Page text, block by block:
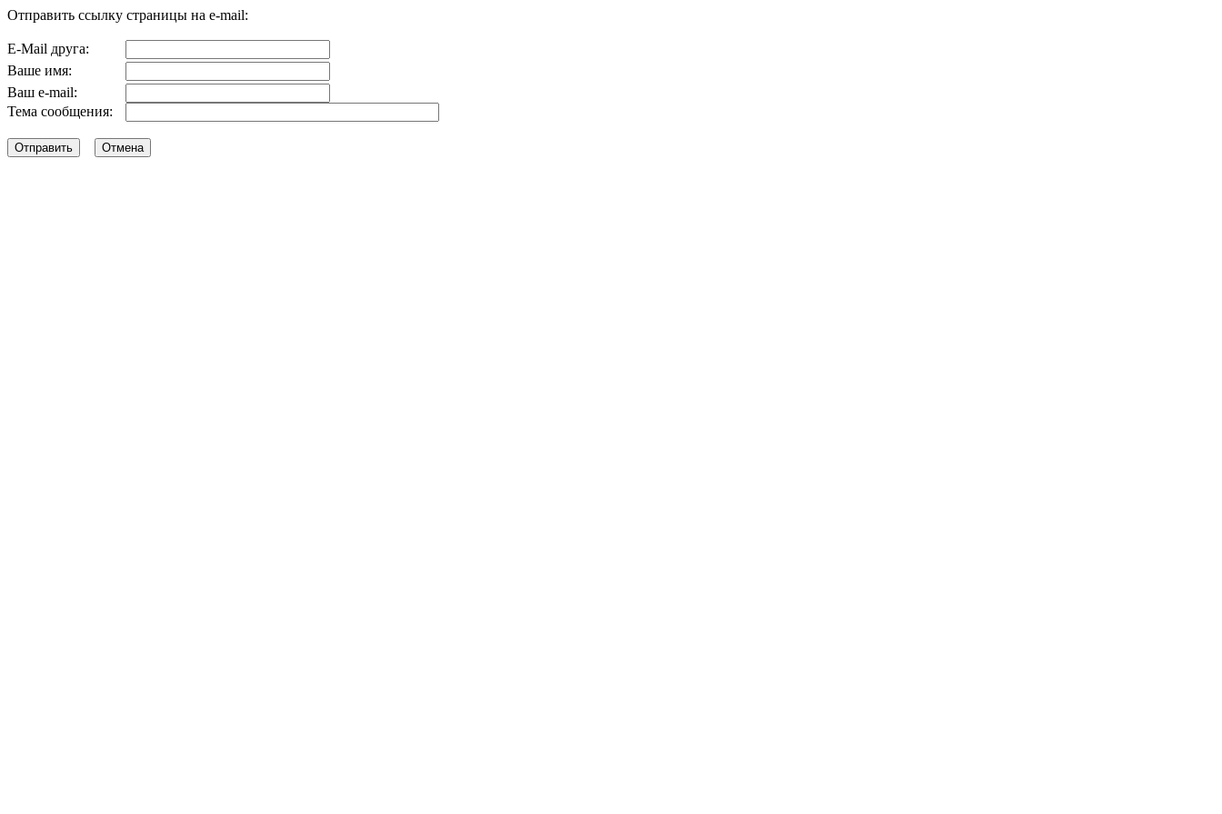
Отправить ссылку страницы на e-mail:
E-Mail друга:
Ваше имя:
Ваш e-mail:
Тема сообщения: